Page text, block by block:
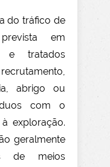
do tráfico de
em
e tratados
abrigo ou
com o
exploração.
geralmente
de meios